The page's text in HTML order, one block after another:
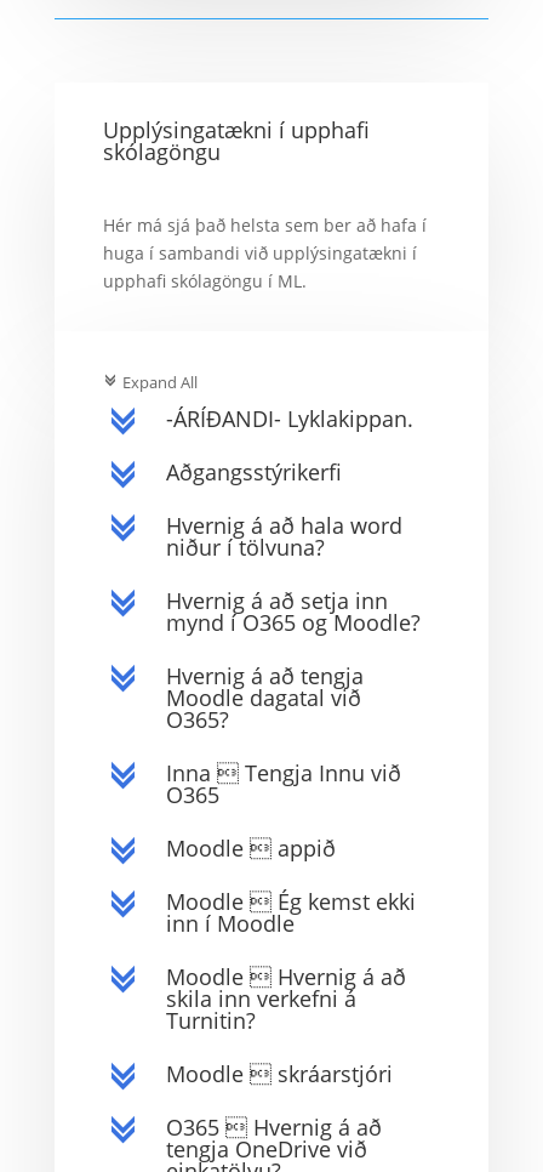
Upplýsingatækni í upphafi
skólagöngu
Hér má sjá það helsta sem ber að hafa í
huga í sambandi við upplýsingatækni í
upphafi skólagöngu í ML.
c Expand All
c -ÁRÍÐANDI- Lyklakippan.
c Aðgangsstýrikerfi
c Hvernig á að hala word
niður í tölvuna?
c Hvernig á að setja inn
mynd í O365 og Moodle?
c Hvernig á að tengja
Moodle dagatal við
O365?
c Inna  Tengja Innu við
O365
c Moodle  appið
c Moodle  Ég kemst ekki
inn í Moodle
c Moodle  Hvernig á að
skila inn verkefni á
Turnitin?
c Moodle  skráarstjóri
c O365  Hvernig á að
tengja OneDrive við